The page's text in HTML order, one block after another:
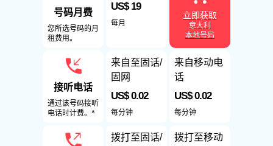
号码月费
您所选号码的月
租费用。
接听电话
通过该号码接听
电话时计费。*
US$ 19
每月
来自至固话/
固网
US$ 0.02
每分钟
拨打至固话/
立即获取
意大利
本地号码
来自移动电
话
US$ 0.02
每分钟
拨打至移动